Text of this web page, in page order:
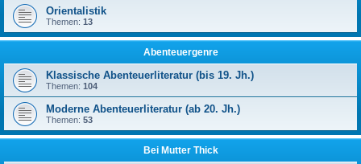
Orientalistik
Themen: 13
Abenteuergenre
Klassische Abenteuerliteratur (bis 19. Jh.)
Themen: 104
Moderne Abenteuerliteratur (ab 20. Jh.)
Themen: 53
Bei Mutter Thick